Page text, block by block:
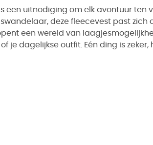
een uitnodiging om elk avontuur ten
deze fleecevest past zich
een wereld van
je dagelijkse outfit. Eén ding is zeker,